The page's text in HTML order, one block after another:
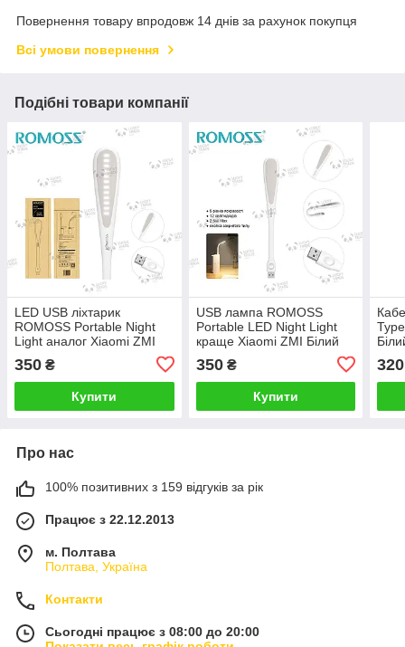
Повернення товару впродовж 14 днів за рахунок покупця
Всі умови повернення
Подібні товари компанії
LED USB ліхтарик
ROMOSS Portable Night
Light аналог Xiaomi ZMI
350 ₴
Купити
USB лампа ROMOSS
Portable LED Night Light
краще Xiaomi ZMI Білий
350₴
Купити
320
Про нас
100% позитивних з 159 відгуків за рік
Працює з 22.12.2013
м. Полтава
Полтава, Україна
Контакти
Сьогодні працює з 08:00 до 20:00